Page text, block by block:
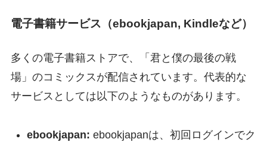
電子書籍サービス（ebookjapan, Kindleなど）
多くの電子書籍ストアで、「君と僕の最後の戦
場」のコミックスが配信されています。代表的な
サービスとしては以下のようなものがあります。
ebookjapan: ebookjapanは、初回ログインでク